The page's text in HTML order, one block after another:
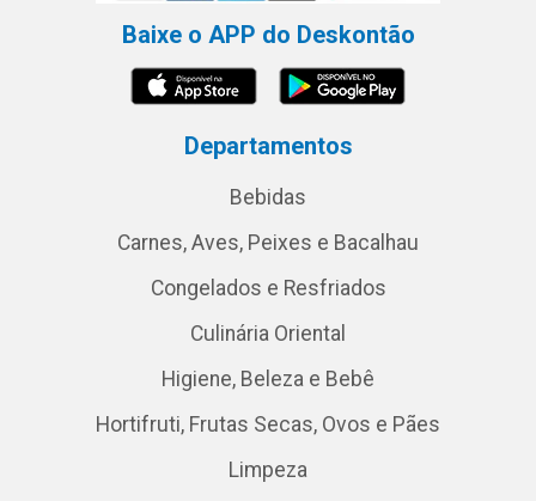
Baixe o APP do Deskontão
Departamentos
Bebidas
Carnes, Aves, Peixes e Bacalhau
Congelados e Resfriados
Culinária Oriental
Higiene, Beleza e Bebê
Hortifruti, Frutas Secas, Ovos e Pães
Limpeza